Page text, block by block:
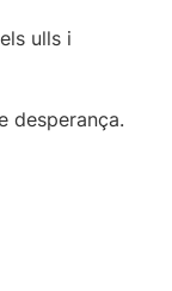
ulls i
desperança.